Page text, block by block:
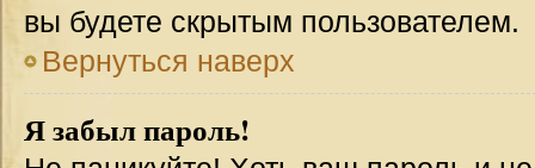
вы будете скрытым пользователем.
Вернуться наверх
Я забыл пароль!